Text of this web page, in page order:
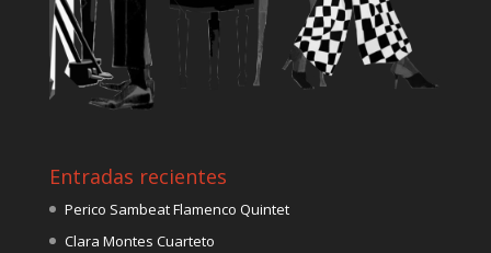
Entradas recientes
Perico Sambeat Flamenco Quintet
Clara Montes Cuarteto